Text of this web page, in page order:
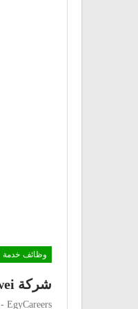
وظائف خدمة
شركة Huawei تعلن عن حاجتها لممثل خدمة عملاء
EgyCareers